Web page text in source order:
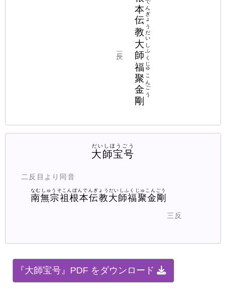
大師宝号
だいしほうごう
二反目より同音
南無宗祖根本伝教大師福聚金剛
なむしゅうそこんぽんでんぎょうだいしふくじゅこんごう
三反
『大師宝号』PDF をダウンロード